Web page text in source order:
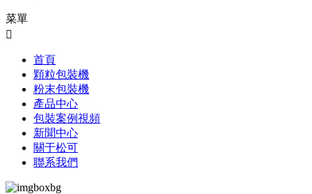
菜單

首頁
顆粒包裝機
粉末包裝機
產品中心
包裝案例視頻
新聞中心
關于松可
聯系我們